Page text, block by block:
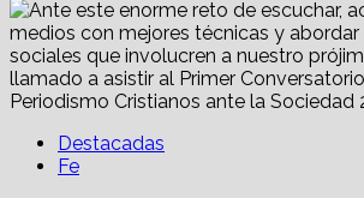
Destacadas
Fe